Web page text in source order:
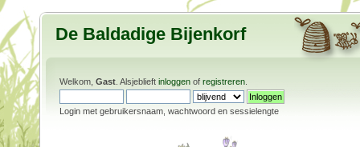
De Baldadige Bijenkorf
Welkom, Gast . Alsjeblieft inloggen of registreren
Login met gebruikersnaam, wachtwoord en sessielengte